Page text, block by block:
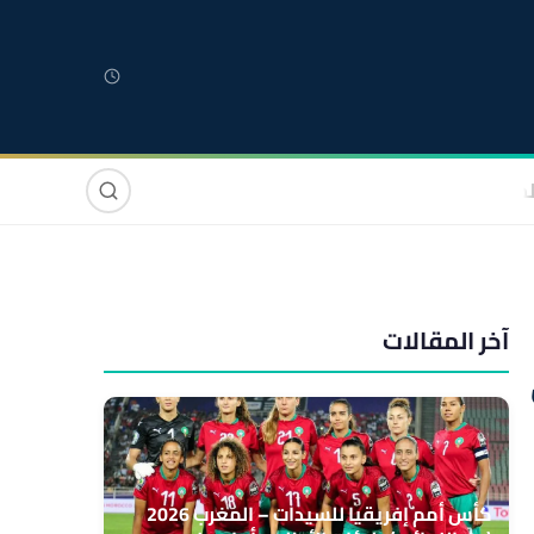
صوت وصورة
آخر المقالات
كأس أمم إفريقيا للسيدات – المغرب 2026